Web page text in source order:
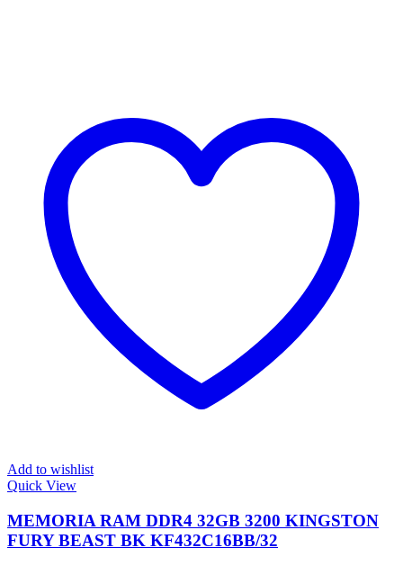
Add to wishlist
Quick View
MEMORIA RAM DDR4 32GB 3200 KINGSTON
FURY BEAST BK KF432C16BB/32